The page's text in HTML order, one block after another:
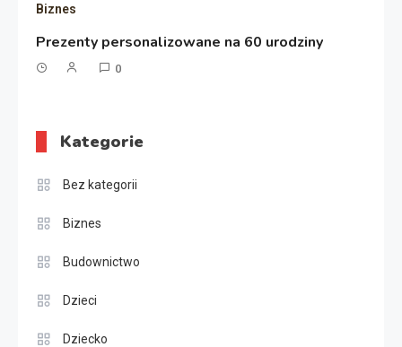
Biznes
Prezenty personalizowane na 60 urodziny
0
Kategorie
Bez kategorii
Biznes
Budownictwo
Dzieci
Dziecko